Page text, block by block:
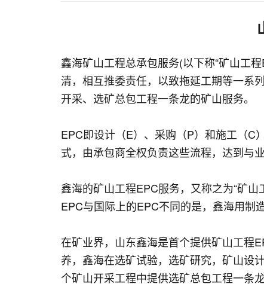
鑫海矿山工程总承包服务(以下称“矿山工
清，相互推委责任，以致拖延工期等一系
开采、选矿总包工程一条龙的矿山服务。
EPC即设计（E）、采购（P）和施工（C
式，由承包商全权负责这些流程，达到与
鑫海的矿山工程EPC服务，又称之为“矿山
EPC与国际上的EPC不同的是，鑫海用制
在矿业界，山东鑫海是首个提供矿山工程
养，鑫海在选矿试验，选矿研究，矿山设
个矿山开采工程中提供选矿总包工程一条龙